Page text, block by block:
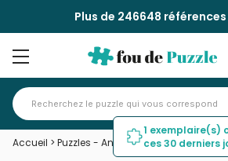
Plus de 246648
Accueil > Puzzles - Animaux sauvages>
1 exemplaire(s)
ces 30 derniers